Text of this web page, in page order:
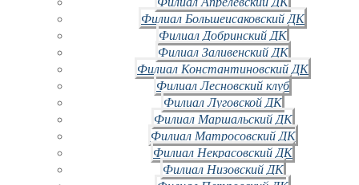
Филиал Большеисаковский ДК
Филиал Добринский ДК
Филиал Заливенский ДК
Филиал Константиновский ДК
Филиал Лесновский клуб
Филиал Луговской ДК
Филиал Маршальский ДК
Филиал Матросовский ДК
Филиал Некрасовский ДК
Филиал Низовский ДК